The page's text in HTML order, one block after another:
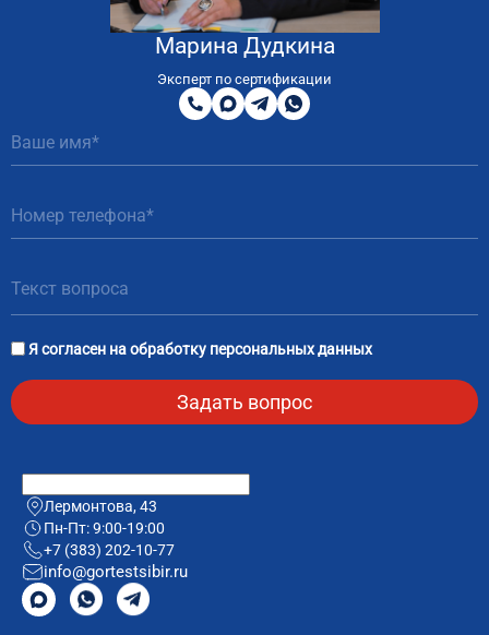
Марина Дудкина
Эксперт по сертификации
8
800
200
51
MAXTelegram
WhatsApp
Я согласен наобработку персональных данных
Лермонтова, 43
Пн-Пт: 9:00-19:00
+7 (383) 202-10-77
info@gortestsibir.ru